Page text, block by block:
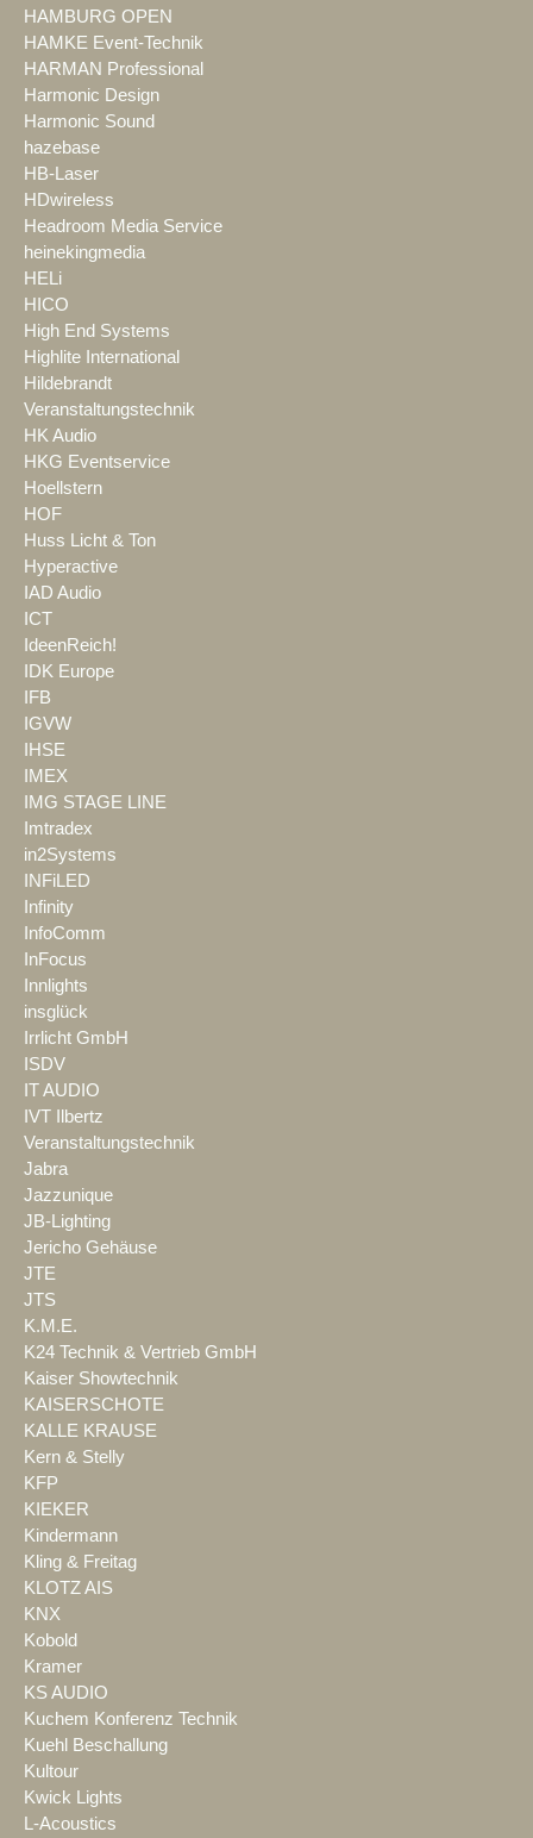
HAMBURG OPEN
HAMKE Event-Technik
HARMAN Professional
Harmonic Design
Harmonic Sound
hazebase
HB-Laser
HDwireless
Headroom Media Service
heinekingmedia
HELi
HICO
High End Systems
Highlite International
Hildebrandt
Veranstaltungstechnik
HK Audio
HKG Eventservice
Hoellstern
HOF
Huss Licht & Ton
Hyperactive
IAD Audio
ICT
IdeenReich!
IDK Europe
IFB
IGVW
IHSE
IMEX
IMG STAGE LINE
Imtradex
in2Systems
INFiLED
Infinity
InfoComm
InFocus
Innlights
insglück
Irrlicht GmbH
ISDV
IT AUDIO
IVT Ilbertz
Veranstaltungstechnik
Jabra
Jazzunique
JB-Lighting
Jericho Gehäuse
JTE
JTS
K.M.E.
K24 Technik & Vertrieb GmbH
Kaiser Showtechnik
KAISERSCHOTE
KALLE KRAUSE
Kern & Stelly
KFP
KIEKER
Kindermann
Kling & Freitag
KLOTZ AIS
KNX
Kobold
Kramer
KS AUDIO
Kuchem Konferenz Technik
Kuehl Beschallung
Kultour
Kwick Lights
L-Acoustics